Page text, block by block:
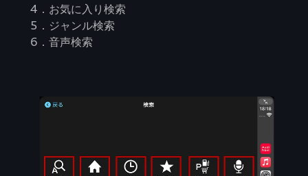
4．お気に入り検索
5．ジャンル検索
6．音声検索